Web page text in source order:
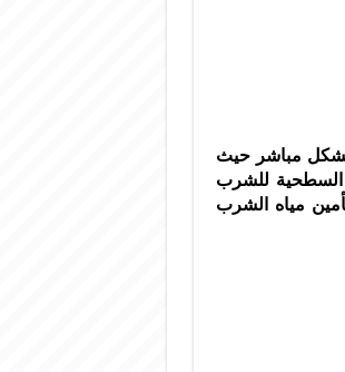
يهدد حياة المواطنين بشكل مباشر حيث
السطحية للشرب
مياه الشرب